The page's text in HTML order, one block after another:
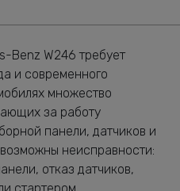
Benz W246 требует
и современного
множество
за работу
панели, датчиков и
неисправности:
отказ датчиков,